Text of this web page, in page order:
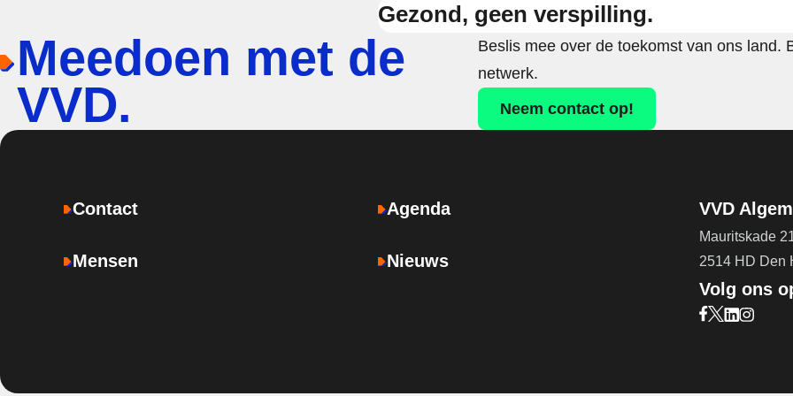
Gezond, geen verspilling.
Meedoen met de
VVD.
Beslis mee over de toekomst van ons land.
netwerk.
Neem contact op!
Contact
Mensen
Agenda
Nieuws
VVD
Mauritskade
2514 HD Den
Volg ons
Bezoek onze
Bezoek
Bezoek
Bezoek